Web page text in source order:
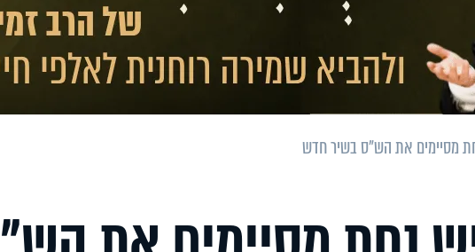
נחת מסיימים את הש"ס בשיר חדש